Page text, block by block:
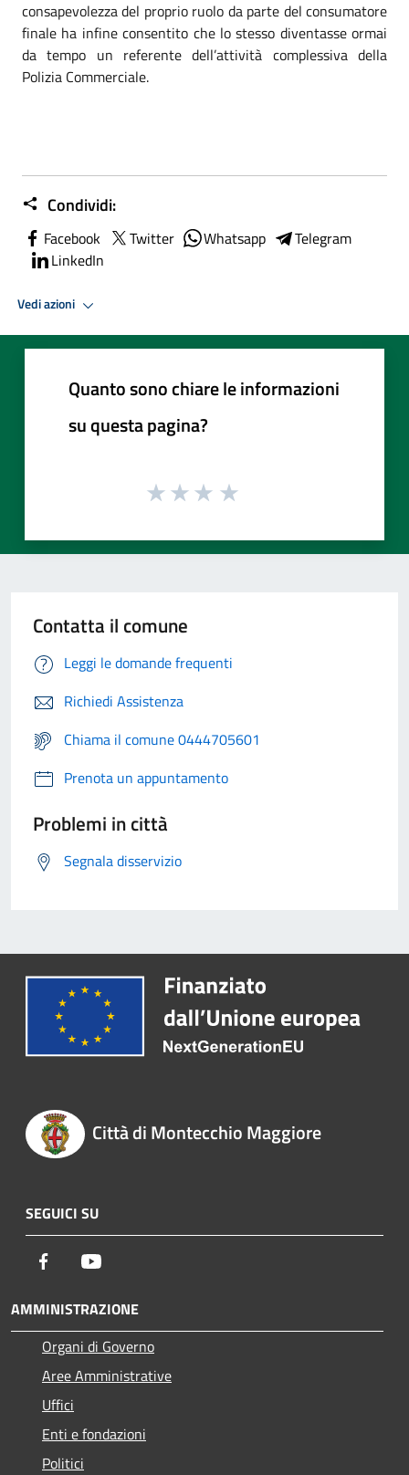
consapevolezza del proprio ruolo da parte del consumatore
finale ha infine consentito che lo stesso diventasse ormai
da tempo un referente dell’attività complessiva della
Polizia Commerciale.
Condividi:
Facebook Twitter Whatsapp
Telegram
LinkedIn
Vedi azioni
Quanto sono chiare le informazioni
su questa pagina?
Contatta il comune
Leggi le domande frequenti
Richiedi Assistenza
Chiama il comune 0444705601
Prenota un appuntamento
Problemi in città
Segnala disservizio
Città di Montecchio Maggiore
SEGUICI SU
Facebook
AMMINISTRAZIONE
Organi di Governo
Aree Amministrative
Uffici
Enti e fondazioni
Politici